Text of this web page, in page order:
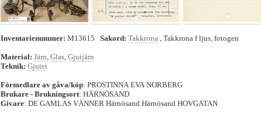
Inventarienummer: M13615 Sakord: Takkrona , Takkrona f ljus, fotogen
Material: Järn, Glas, Gjutjärn
Teknik: Gjutet
Förmedlare av gåva/köp: PROSTINNA EVA NORBERG
Brukare - Brukningsort: HÄRNÖSAND
Givare: DE GAMLAS VÄNNER Härnösand Härnösand HOVGATAN